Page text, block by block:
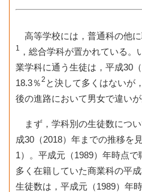
高等学校には，普通科の他
1
，総合学科が置かれている
業学科に通う生徒は，平成30
18.3％2 と決して多くはないが
後の進路において男女で違いが
まず，学科別の生徒数につ
成30（2018）年までの推移を
1）。平成元（1989）年時点
多く在籍していた商業科の平
生徒数は，平成元（1989）年